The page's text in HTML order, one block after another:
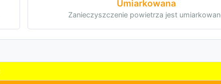
Umiarkowana
Zanieczyszczenie powietrza jest